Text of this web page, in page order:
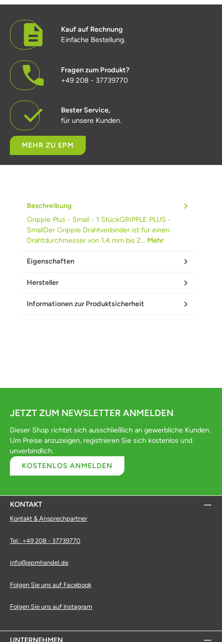
Kauf auf Rechnung
Einfache Bestellung.
Fragen zum Produkt?
+49 208 - 37739770
Bester Service,
für unsere Kunden.
MEHR ZU EPM
Beschreibung
Gripple Plus - Small - 1 StückGRIPPLE PLUS -
SmallDer Gripple Drahtverbinder ist für einen
Drahtdurchmesser von 1,4 mm bis 2… Mehr
Eigenschaften
Hersteller
Informationen zur Produktsicherheit
JETZT ZUM NEWSLETTER ANMELDEN
Dieser Shop richtet sich ausschließlich an gewerbliche Kunden.
Um Preise anzuzeigen, registrieren Sie sich kostenlos und
unverbindlich.
KOSTENLOS ANMELDEN
KONTAKT
Kontakt & Ansprechpartner
Tel.: +49 208 - 37739770
info@epmhandel.de
Folgen Sie uns auf Facebook
Folgen Sie uns auf Instagram
UNTERNEHMEN